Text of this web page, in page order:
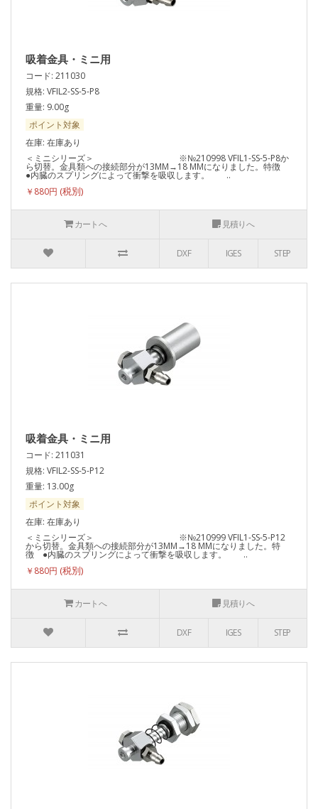
吸着金具・ミニ用
コード: 211030
規格: VFIL2-SS-5-P8
重量: 9.00g
ポイント対象
在庫: 在庫あり
＜ミニシリーズ＞ ※№210998 VFIL1-SS-5-P8か
ら切替。金具類への接続部分が13MM→18 MMになりました。特徴
●内臓のスプリングによって衝撃を吸収します。 ..
￥880円
カートへ 見積りへ
DXF IGES STEP
吸着金具・ミニ用
コード: 211031
規格: VFIL2-SS-5-P12
重量: 13.00g
ポイント対象
在庫: 在庫あり
＜ミニシリーズ＞ ※№210999 VFIL1-SS-5-P12
から切替。金具類への接続部分が13MM→18 MMになりました。特
徴 ●内臓のスプリングによって衝撃を吸収します。 ..
￥880円
カートへ 見積りへ
DXF IGES STEP